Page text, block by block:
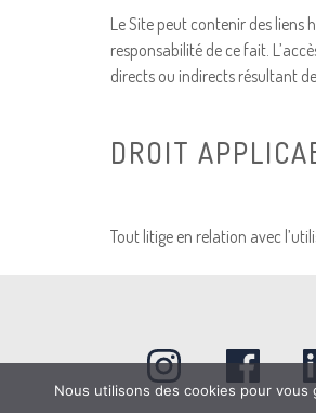
Le Site peut contenir des liens
responsabilité de ce fait.
directs ou indirects résultant
DROIT
Tout litige en relation avec
Nous utilisons des cookies pour